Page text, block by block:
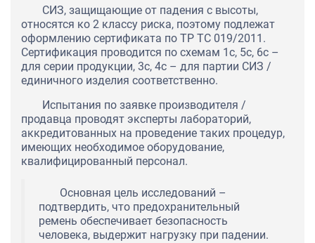
СИЗ, защищающие от падения с высоты,
относятся ко 2 классу риска, поэтому подлежат
оформлению сертификата по ТР ТС 019/2011.
Сертификация проводится по схемам 1с, 5с, 6с –
для серии продукции, 3с, 4с – для партии СИЗ /
единичного изделия соответственно.
Испытания по заявке производителя /
продавца проводят эксперты лабораторий,
аккредитованных на проведение таких процедур,
имеющих необходимое оборудование,
квалифицированный персонал.
Основная цель исследований –
подтвердить, что предохранительный
ремень обеспечивает безопасность
человека, выдержит нагрузку при падении.